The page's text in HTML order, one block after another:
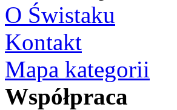
O Świstaku
Kontakt
Mapa kategorii
Współpraca